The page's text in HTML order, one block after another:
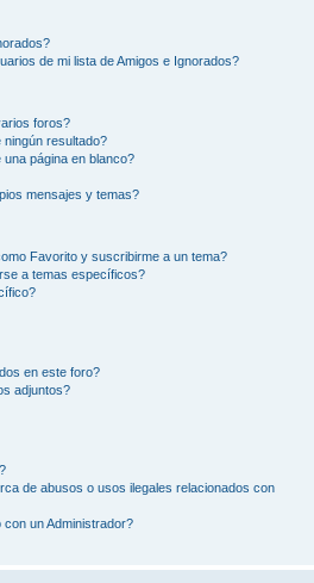
de mi lista de Amigos e Ignorados?
foros?
ningún resultado?
página en blanco?
mensajes y temas?
Favorito y suscribirme a un tema?
a temas específicos?
en este foro?
adjuntos?
de abusos o usos ilegales relacionados con
un Administrador?